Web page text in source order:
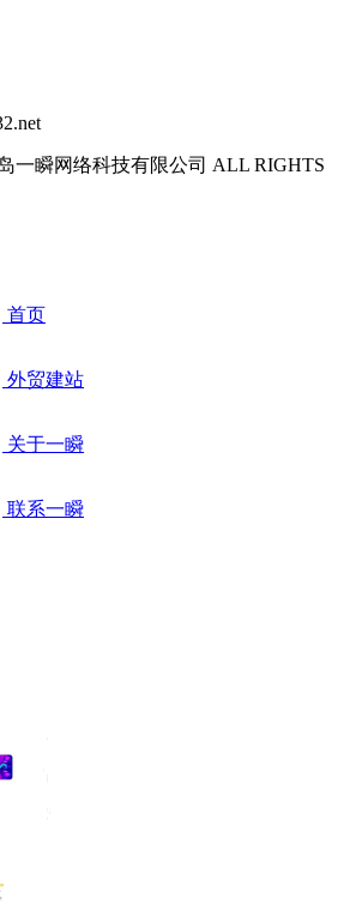
一瞬网络科技有限公司 ALL RIGHTS
首页
外贸建站
关于一瞬
联系一瞬